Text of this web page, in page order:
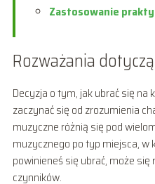
Zastosowanie
Rozważania
Decyzja o tym, jak ubrać się na
zaczynać się od zrozumienia
muzyczne różnią się pod
muzycznego po typ miejsca, w
powinieneś się ubrać, może
czynników.